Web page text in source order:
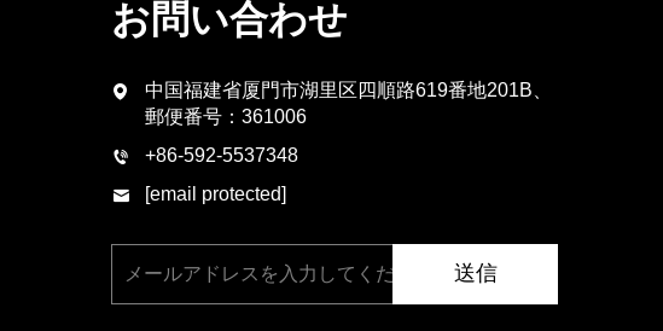
お問い合わせ
中国福建省厦門市湖里区四順路619番地201B、
郵便番号：361006
+86-592-5537348
[email protected]
送信